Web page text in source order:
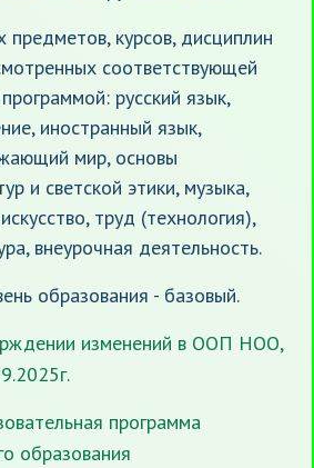
предметов, курсов, дисциплин
соответствующей
русский язык,
иностранный язык,
мир, основы
и светской этики, музыка,
труд (технология),
внеурочная деятельность.
образования - базовый.
изменений в ООП НОО,
программа
образования